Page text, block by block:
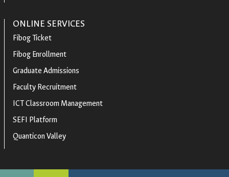
ONLINE SERVICES
Fibog Ticket
Fibog Enrollment
Graduate Admissions
Faculty Recruitment
ICT Classroom Management
SEFI Platform
Quanticon Valley